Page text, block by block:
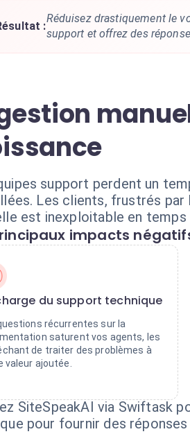
:
Réduisez drastiquement le
support et offrez des
support perdent un
Les clients, frustrés
est inexploitable en temps
impacts
du support technique
récurrentes sur la
saturent vos agents, les
de traiter des problèmes à
valeur ajoutée.
SiteSpeakAI via Swiftask
pour fournir des